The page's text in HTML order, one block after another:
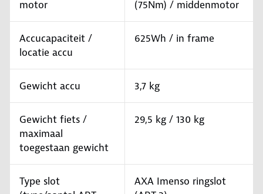
motor
(75Nm) / middenmotor
Accucapaciteit /
locatie accu
625Wh / in frame
Gewicht accu 3,7 kg
Gewicht fiets /
maximaal
toegestaan gewicht
29,5 kg / 130 kg
Type slot
AXA Imenso ringslot